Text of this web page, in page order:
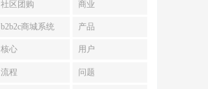
社区团购 商业
b2b2c商城系统 产品
核心 用户
流程 问题